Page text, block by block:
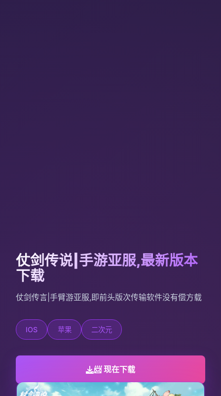
仗剑传说|手游亚服,最新版本
下载
仗剑传言|手臂游亚服,即前头版次传输软件没有偿方载
IOS 苹果 二次元
📨 现在下载